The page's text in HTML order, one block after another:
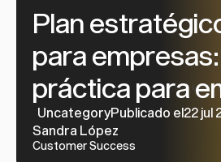
Plan
para
práctica para
UncategoryPublicado el22 jul
Sandra López
Customer Success